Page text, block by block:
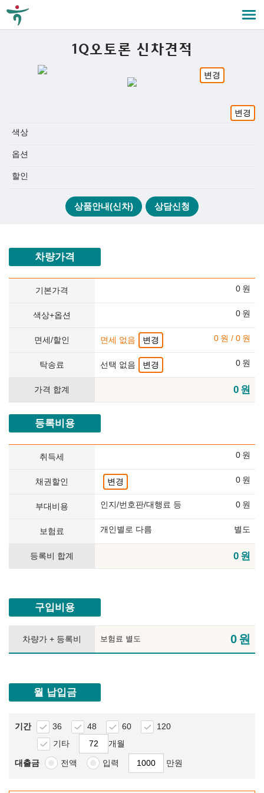
1Q오토론 신차견적
변경
변경
색상
옵션
할인
상품안내(신차) 상담신청
차량가격
기본가격 0 원
색상+옵션 0 원
면세/할인 면세 없음 변경 0 원 / 0 원
탁송료 선택 없음 변경 0 원
가격 합계 0 원
등록비용
취득세 0 원
채권할인 변경 0 원
부대비용 인지/번호판/대행료 등 0 원
보험료 개인별로 다름 별도
등록비 합계 0 원
구입비용
차량가 + 등록비 보험료 별도 0원
월 납입금
기간 36 48 60
120
기타
개월
대출금 전액 입력 만원